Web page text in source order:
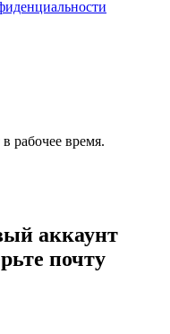
рабочее время.
аккаунт
почту